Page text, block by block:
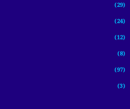
(29)
(24)
(12)
(8)
(97)
(3)